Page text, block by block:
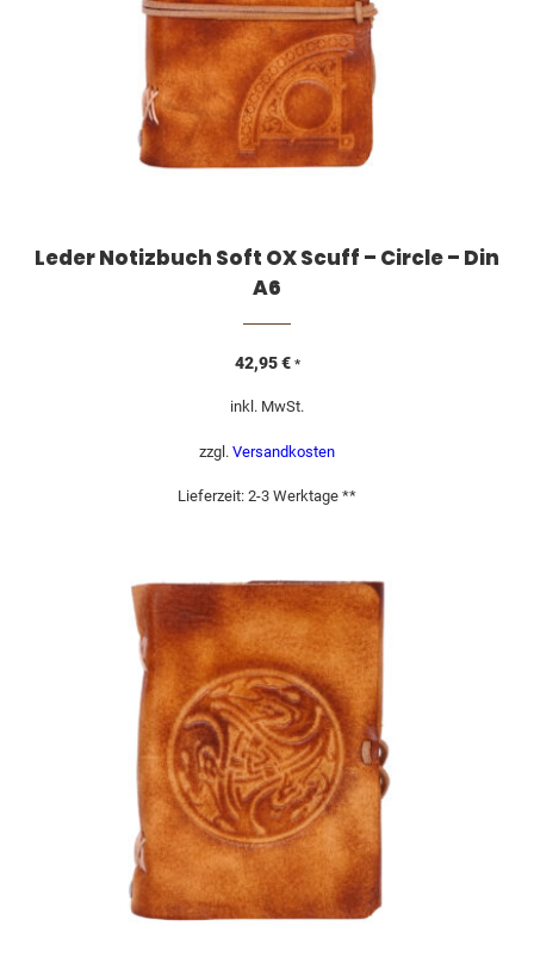
Leder Notizbuch Soft OX Scuff – Circle – Din
A6
42,95€ *
inkl. MwSt.
zzgl. Versandkosten
Lieferzeit: 2-3 Werktage **